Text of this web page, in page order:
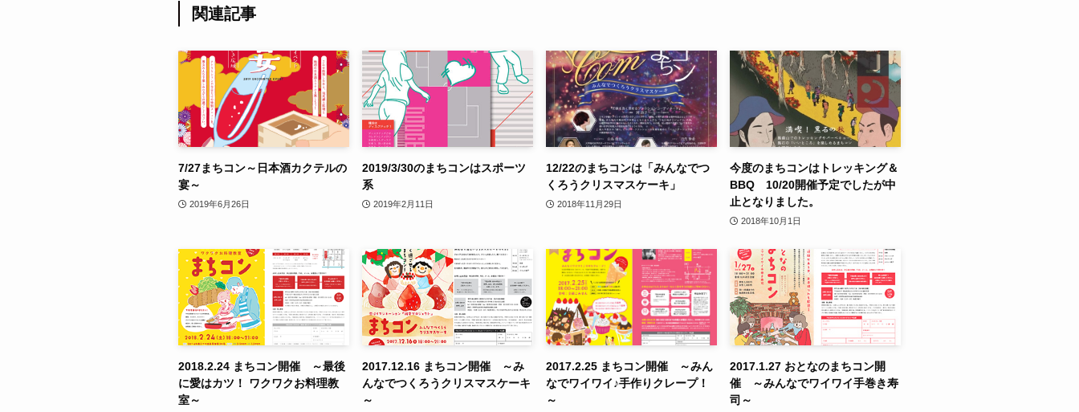
関連記事
7/27まちコン～日本酒カクテルの
宴～
2019年6月26日
2019/3/30のまちコンはスポーツ
系
2019年2月11日
12/22のまちコンは「みんなでつ
くろうクリスマスケーキ」
2018年11月29日
今度のまちコンはトレッキング＆
BBQ 10/20開催予定でしたが中
止となりました。
2018年10月1日
2018.2.24 まちコン開催 ～最後
に愛はカツ！ ワクワクお料理教
室～
2017.12.16 まちコン開催 ～み
んなでつくろうクリスマスケーキ
～
2017.2.25 まちコン開催 ～みん
なでワイワイ♪手作りクレープ！
～
2017.1.27 おとなのまちコン開
催 ～みんなでワイワイ手巻き寿
司～